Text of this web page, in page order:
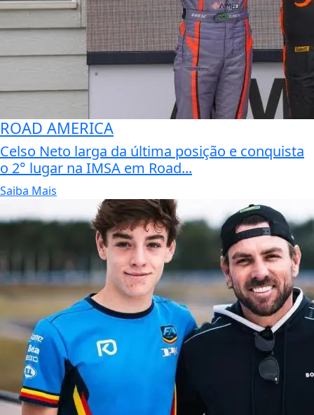
ROAD AMERICA
Celso Neto larga da última posição e conquista
o 2° lugar na IMSA em Road...
Saiba Mais